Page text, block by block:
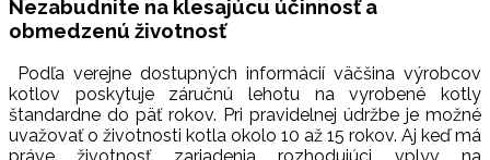
Nezabudnite na klesajúcu účinnosť a
obmedzenú životnosť
Podľa verejne dostupných informácií väčšina výrobcov
kotlov poskytuje záručnú lehotu na vyrobené kotly
štandardne do päť rokov. Pri pravidelnej údržbe je možné
uvažovať o životnosti kotla okolo 10 až 15 rokov. Aj keď má